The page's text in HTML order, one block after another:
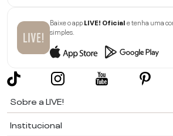
Baixe o appLIVE! Oficiale tenha uma
simples.
Sobre a LIVE!
Institucional